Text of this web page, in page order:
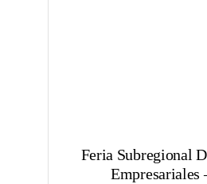
Feria Subregional
Empresariales